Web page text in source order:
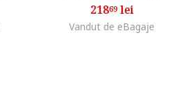
21869lei
Vandut de eBagaje